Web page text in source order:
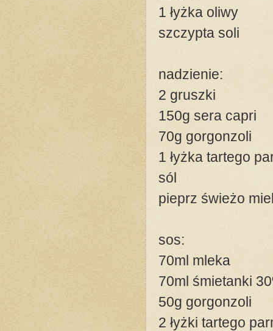
1 łyżka oliwy
szczypta soli
nadzienie:
2 gruszki
150g sera capri
70g gorgonzoli
1 łyżka tartego
sól
pieprz świeżo
sos:
70ml mleka
70ml śmietanki
50g gorgonzoli
2 łyżki tartego